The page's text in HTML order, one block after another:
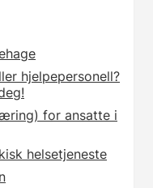
hjelpepersonell?
for ansatte i
helsetjeneste